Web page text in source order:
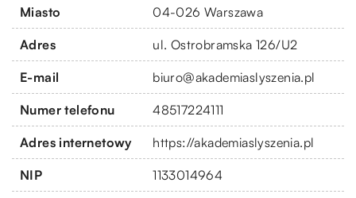
Miasto 04-026 Warszawa
Adres ul. Ostrobramska 126/U2
E-mail biuro@akademiaslyszenia.pl
Numer telefonu 48517224111
Adres internetowy https://akademiaslyszenia.pl
NIP 1133014964